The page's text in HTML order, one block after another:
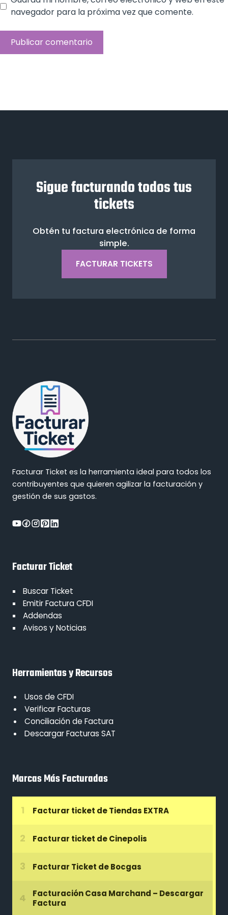
navegador para la próxima vez que comente.
Sigue facturando todos tus
tickets
Obtén tu factura electrónica de forma
simple.
FACTURAR TICKETS
Facturar Ticket es la herramienta ideal para todos los
contribuyentes que quieren agilizar la facturación y
gestión de sus gastos.
Facturar Ticket
Buscar Ticket
Emitir Factura CFDI
Addendas
Avisos y Noticias
Herramientas y Recursos
Usos de CFDI
Verificar Facturas
Conciliación de Factura
Descargar Facturas SAT
Marcas Más Facturadas